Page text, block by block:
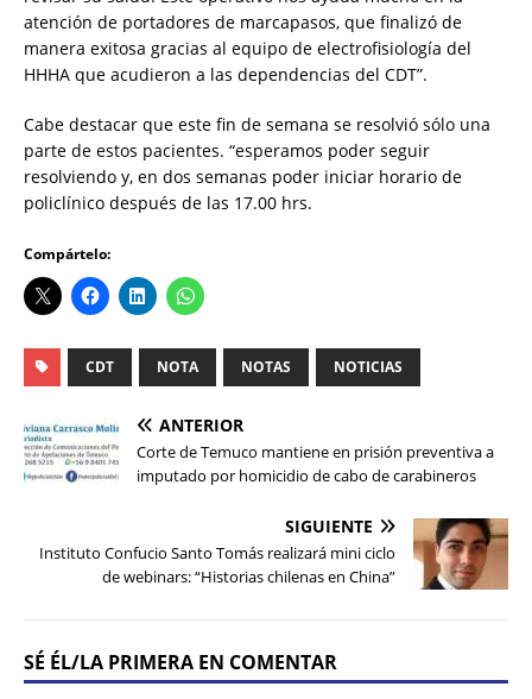
atención de portadores de marcapasos, que finalizó de
manera exitosa gracias al equipo de electrofisiología del
HHHA que acudieron a las dependencias del CDT”.
Cabe destacar que este fin de semana se resolvió sólo una
parte de estos pacientes. “esperamos poder seguir
resolviendo y, en dos semanas poder iniciar horario de
policlínico después de las 17.00 hrs.
Compártelo:
CDT NOTA NOTAS NOTICIAS
ANTERIOR
Corte de Temuco mantiene en prisión preventiva a
imputado por homicidio de cabo de carabineros
SIGUIENTE
Instituto Confucio Santo Tomás realizará mini ciclo
de webinars: “Historias chilenas en China”
SÉ ÉL/LA PRIMERA EN COMENTAR